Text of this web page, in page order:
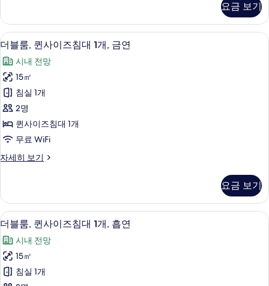
보
기
연
자
세
히
보
기
요금 보기
더
블
룸,
퀸
사
이
즈
대
개,
금
연
사
진
모
9
더블룸, 퀸사이즈침대 1개, 금연
시내 전망
15㎡
침실 1개
2명
퀸사이즈침대 1개
무료 WiFi
자세히 보기
더
사
이
즈
침
대
개,
금
요금 보기
더
블
룸,
퀸
사
7
더블룸, 퀸사이즈침대 1개, 흡연
시내 전망
15㎡
침실 1개